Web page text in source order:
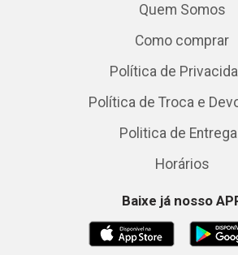
Quem Somos
Como comprar
Política de
Política de Troca e
Politica de
Horários
Baixe já nosso